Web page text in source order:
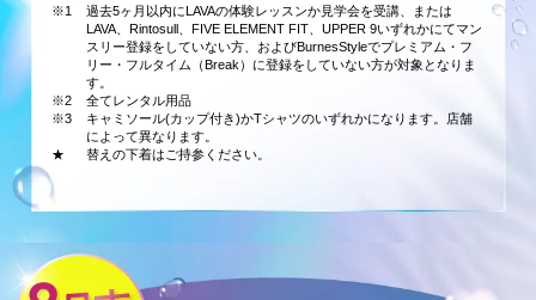
※1
過去5ヶ月以内にLAVAの体験レッスンか見学会を受講、または
LAVA、Rintosull、FIVE ELEMENT FIT、UPPER 9いずれかにてマン
スリー登録をしていない方、およびBurnesStyleでプレミアム・フ
リー・フルタイム（Break）に登録をしていない方が対象となりま
す。
※2
全てレンタル用品
※3
キャミソール(カップ付き)かTシャツのいずれかになります。店舗
によって異なります。
★
替えの下着はご持参ください。